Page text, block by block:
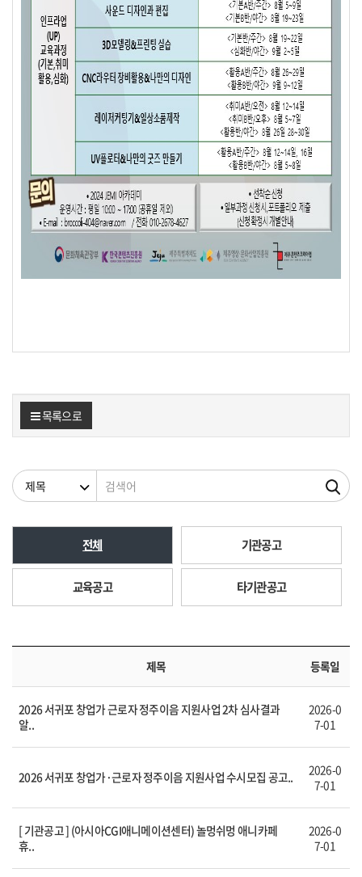
목록으로
검색조건 검색어
전체 기관공고
교육공고 타기관공고
제목 등록일
2026 서귀포 창업가 근로자 정주이음 지원사업 2차 심사결과
알..
2026-0
7-01
2026 서귀포 창업가·근로자 정주이음 지원사업 수시모집 공고..
2026-0
7-01
[ 기관공고 ] (아시아CGI애니메이션센터) 놀멍쉬멍 애니카페
휴..
2026-0
7-01